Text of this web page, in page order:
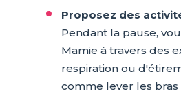
Proposez des
Pendant la pause,
Mamie à travers des
respiration ou
comme lever les bras